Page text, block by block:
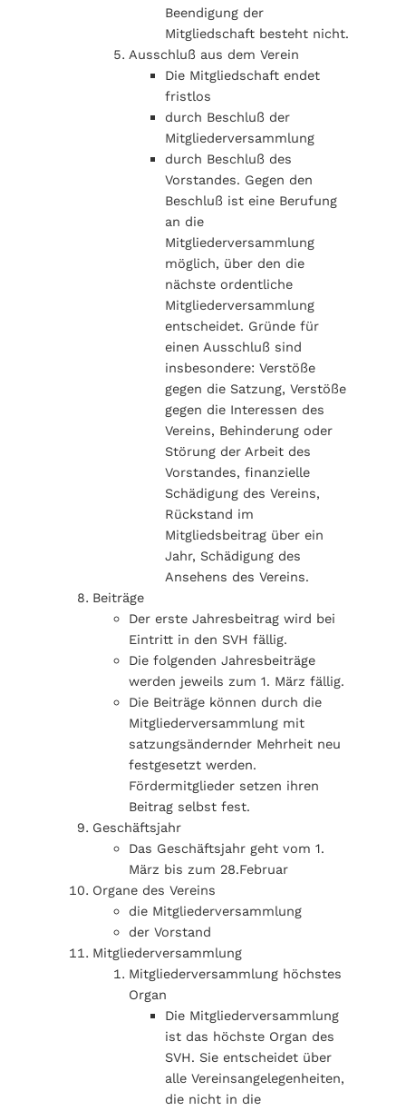
Beendigung der
Mitgliedschaft besteht nicht.
Ausschluß aus dem Verein
Die Mitgliedschaft endet
fristlos
durch Beschluß der
Mitgliederversammlung
durch Beschluß des
Vorstandes. Gegen den
Beschluß ist eine Berufung
an die
Mitgliederversammlung
möglich, über den die
nächste ordentliche
Mitgliederversammlung
entscheidet. Gründe für
einen Ausschluß sind
insbesondere: Verstöße
gegen die Satzung, Verstöße
gegen die Interessen des
Vereins, Behinderung oder
Störung der Arbeit des
Vorstandes, finanzielle
Schädigung des Vereins,
Rückstand im
Mitgliedsbeitrag über ein
Jahr, Schädigung des
Ansehens des Vereins.
Beiträge
Der erste Jahresbeitrag wird bei
Eintritt in den SVH fällig.
Die folgenden Jahresbeiträge
werden jeweils zum 1. März fällig.
Die Beiträge können durch die
Mitgliederversammlung mit
satzungsändernder Mehrheit neu
festgesetzt werden.
Fördermitglieder setzen ihren
Beitrag selbst fest.
Geschäftsjahr
Das Geschäftsjahr geht vom 1.
März bis zum 28.Februar
Organe des Vereins
die Mitgliederversammlung
der Vorstand
Mitgliederversammlung
Mitgliederversammlung höchstes
Organ
Die Mitgliederversammlung
ist das höchste Organ des
SVH. Sie entscheidet über
alle Vereinsangelegenheiten,
die nicht in die